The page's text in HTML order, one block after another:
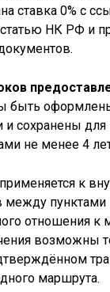
ставка 0% с
НК РФ и
быть
и сохранены
не менее 4
к
между
отношения к
возможны
маршрута.